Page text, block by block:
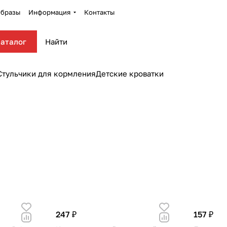
Информация Контакты
для кормленияДетские кроватки
247 ₽ 157 ₽